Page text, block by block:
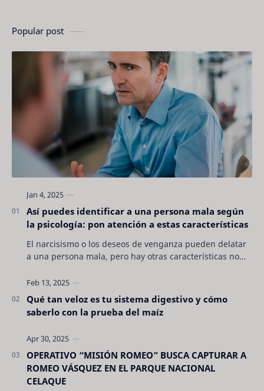
Popular post
Así puedes identificar a una persona mala según
la psicología: pon atención a estas características
El narcisismo o los deseos de venganza pueden delatar
a una persona mala, pero hay otras características no
Qué tan veloz es tu sistema digestivo y cómo
saberlo con la prueba del maíz
OPERATIVO “MISIÓN ROMEO” BUSCA CAPTURAR A
ROMEO VÁSQUEZ EN EL PARQUE NACIONAL
CELAQUE